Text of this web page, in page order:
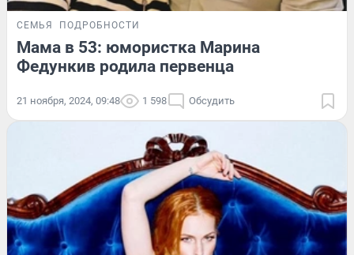
СЕМЬЯ ПОДРОБНОСТИ
Мама в 53: юмористка Марина
Федункив родила первенца
21 ноября, 2024, 09:48 1 598 Обсудить